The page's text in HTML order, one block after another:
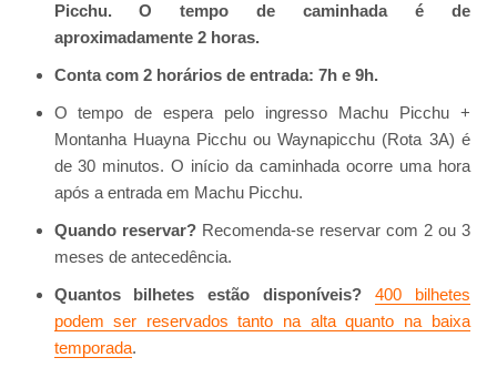
Picchu. O tempo de caminhada é de
aproximadamente 2 horas.
Conta com 2 horários de entrada: 7h e 9h.
O tempo de espera pelo ingresso Machu Picchu +
Montanha Huayna Picchu ou Waynapicchu (Rota 3A) é
de 30 minutos. O início da caminhada ocorre uma hora
após a entrada em Machu Picchu.
Quando reservar?Recomenda-se reservar com 2 ou 3
meses de antecedência.
Quantos bilhetes estão disponíveis?
400 bilhetes
podem ser reservados tanto na alta quanto na baixa
temporada.